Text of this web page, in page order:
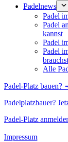
Padelnews
Padel
Padel
kannst
Padel
Padel
brauchst
Alle
Padel-Platz bauen?
Padelplatzbauer?
Padel-Platz
Impressum